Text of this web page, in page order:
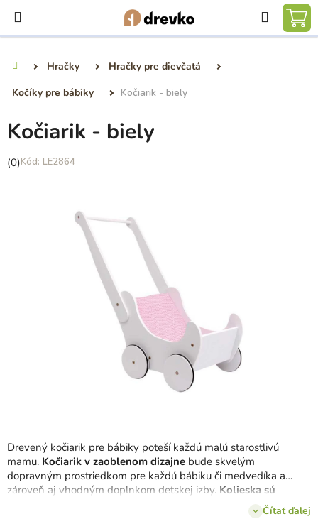
obsah
Hľadať
Hračky
Hračky pre dievčatá
Kočíky pre bábiky
Kočiarik - biely
Drevený kočiarik pre bábiky poteší každú malú starostlivú
mamu. Kočiarik v zaoblenom dizajne bude skvelým
dopravným prostriedkom pre každú bábiku či medvedíka a
zároveň aj vhodným doplnkom detskej izby. Kolieska sú
, takže ani na tvrdých podlahách nenarobí veľa
Čítať ďalej
Kočiarik - biely
Priemerné
(0) LE2864